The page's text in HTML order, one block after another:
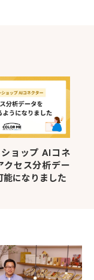
ョップ AIコネ
クセス分析デー
能になりました